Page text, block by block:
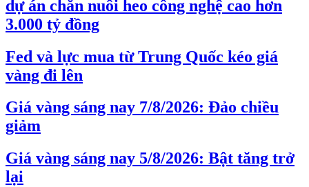
dự án chăn nuôi heo công nghệ cao hơn
3.000 tỷ đồng
Fed và lực mua từ Trung Quốc kéo giá
vàng đi lên
Giá vàng sáng nay 7/8/2026: Đảo chiều
giảm
Giá vàng sáng nay 5/8/2026: Bật tăng trở
lại